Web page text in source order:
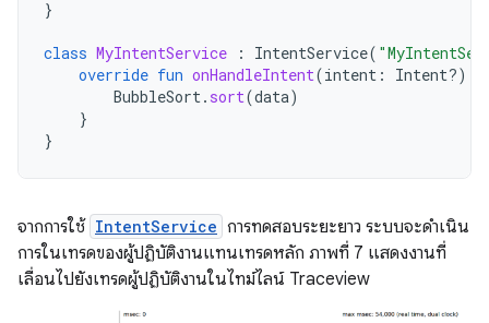
}
class MyIntentService : IntentService(
override fun onHandleIntent(intent : Intent?)
BubbleSort. sort(data)
}
}
จากการใช้ IntentService การทดสอบระยะยาว ระบบจะดำเนิน
การในเทรดของผู้ปฏิบัติงานแทนเทรดหลัก ภาพที่ 7 แสดงงานที่
เลื่อนไปยังเทรดผู้ปฏิบัติงานในไทม์ไลน์ Traceview